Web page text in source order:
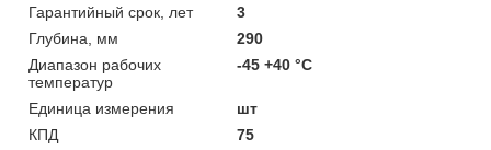
Гарантийный срок, лет
3
Глубина, мм
290
Диапазон рабочих
температур
-45 +40 °C
Единица измерения
шт
КПД
75